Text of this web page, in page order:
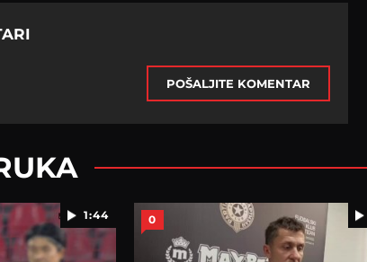
POŠALJITE KOMENTAR
1:44 0